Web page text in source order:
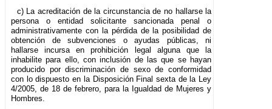
c) La acreditación de la circunstancia de no hallarse la
persona o entidad solicitante sancionada penal o
administrativamente con la pérdida de la posibilidad de
obtención de subvenciones o ayudas públicas, ni
hallarse incursa en prohibición legal alguna que la
inhabilite para ello, con inclusión de las que se hayan
producido por discriminación de sexo de conformidad
con lo dispuesto en la Disposición Final sexta de la Ley
4/2005, de 18 de febrero, para la Igualdad de Mujeres y
Hombres.